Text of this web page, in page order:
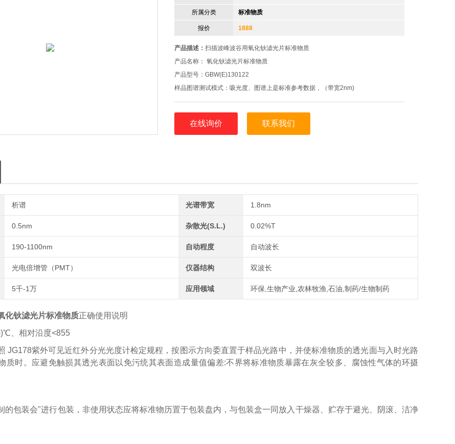
所属分类 标准物质
报价 1888
产品描述：扫描波峰波谷用氧化钬滤光片标准物质
产品名称： 氧化钬滤光片标准物质
产品型号：GBW(E)130122
样品图谱测试模式：吸光度、图谱上是标准参考数据，（带宽2nm)
波长：标准值见测试值
氧化铁滤光片标准物质(以下简称标准物质)基于稀士元素的特征吸收光甜制成，由1片
滤光片及定位架构成。用于检定/校准分光光度计(以下简称仪器)紫外可见光区的波长
在线询价 联系我们
析谱 光谱带宽 1.8nm
0.5nm 杂散光(S.L.) 0.02%T
190-1100nm 自动程度 自动波长
光电倍增管（PMT） 仪器结构 双波长
5千-1万 应用领域 环保,生物产业,农林牧渔,石油,制药/生物制药
化钬滤光片标准物质正确使用说明
、相对沿度<855
JG178紫外可见近红外分光光度计检定规程，按图示方向委直置于样品光路中，并使标准物质的透光面与入时光路
质时。应避免触损其透光表面以免污统其表面造成量值偏差:不界将标准物质暴露在灰全较多、腐蚀性气体的环摄
的包装会"进行包装，非使用状态应将标准物历置于包装盘内，与包装盒一同放入干燥器、贮存于避光、阴滚、洁净